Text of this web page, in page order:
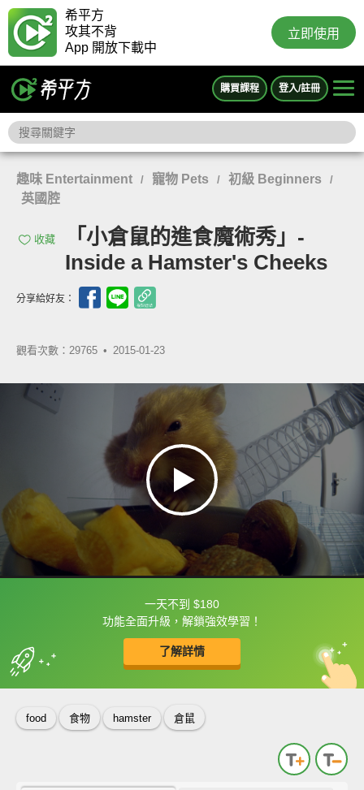
希平方
攻其不背
App 開放下載中
立即使用
購買課程 登入/註冊
趣味 Entertainment / 寵物 Pets / 初級 Beginners /
英國腔
收藏
「小倉鼠的進食魔術秀」-
Inside a Hamster's Cheeks
分享給好友：
觀看次數：29765 • 2015-01-23
一天不到 $180
功能全面升級，解鎖強效學習！
了解詳情
框選或點兩下字幕可以直接查字典喔！
收錄佳句 中
英
food 食物 hamster 倉鼠